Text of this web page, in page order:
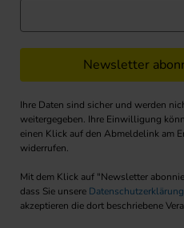
Newsletter
Ihre Daten sind sicher und werden
weitergegeben. Ihre Einwilligung
einen Klick auf den Abmeldelink am
widerrufen.
Mit dem Klick auf "Newsletter
dass Sie unsere Datenschutzerklärung
akzeptieren die dort beschriebene